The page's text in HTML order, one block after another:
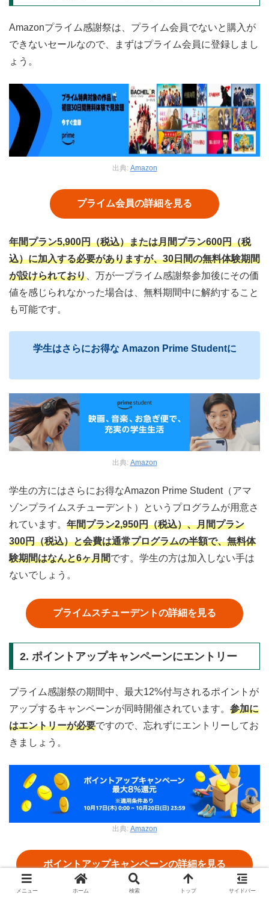
Amazonプライム感謝祭は、プライム会員でないと購入が
できないセールなので、まずはプライム会員に登録しまし
ょう。
出典: Amazon
プライム会員の詳細を見る
年間プラン5,900円（税込）または月間プラン600円（税
込）に加入する必要がありますが、30日間の無料体験期間
が設けられており 、万が一プライム感謝祭参加後にその価
値を感じられなかった場合は、無料期間中に解約すること
も可能です。
学生はさらにお得な Amazon Prime Studentに
出典: Amazon
学生の方にはさらにお得なAmazon Prime Student（アマ
ゾンプライムスチューデント）というプログラムが用意さ
れています。 年間プラン2,950円（税込）、月間プラン
300円（税込）と会費は通常プログラムの半額で、無料体
験期間はなんと6ヶ月間です。学生の方は加入しない手は
ないでしょう。
プライムスチューデントの詳細を見る
2. ポイントアップキャンペーンにエントリー
プライム感謝祭の期間中、最大12%付与されるポイントが
アップするキャンペーンが同時開催されています。 参加に
はエントリーが必要ですので、忘れずにエントリーしてお
きましょう。
出典: Amazon
ポイントアップキャンペーンの詳細を見る
メニュー ホーム 検索 トップ サイドバー